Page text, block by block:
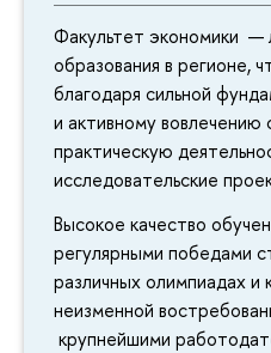
Факультет экономики —
образования в регионе,
благодаря сильной
и активному вовлечению
практическую
исследовательские
Высокое качество
регулярными победами
различных олимпиадах и
неизменной
крупнейшими